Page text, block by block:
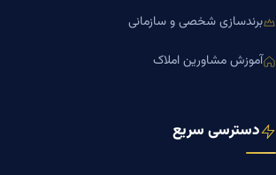
برندسازی شخصی و سازمانی
آموزش مشاورین املاک
دسترسی سریع